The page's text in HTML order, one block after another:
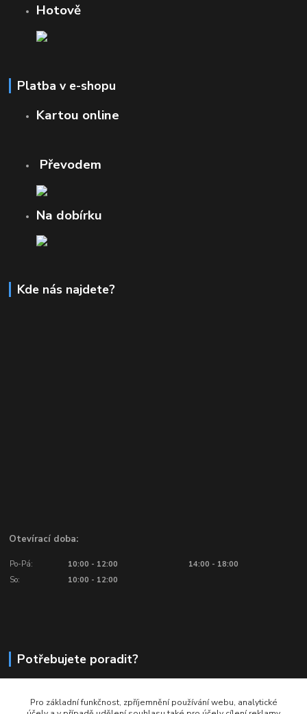
Hotově
Platba v e-shopu
Kartou online
Převodem
Na dobírku
Kde nás najdete?
Otevírací doba:
Po-Pá: 10:00 - 12:00
14:00 - 18:00
So:
10:00 - 12:00
Potřebujete poradit?
Volejte: Po - Pá (10:00 - 18:00)
Pro základní funkčnost, zpříjemnění používání webu, analytické